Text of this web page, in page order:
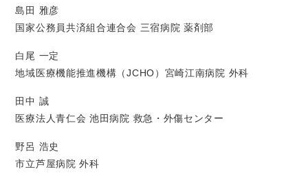
島田 雅彦
国家公務員共済組合連合会 三宿病院 薬剤部
白尾 一定
地域医療機能推進機構（JCHO）宮崎江南病院 外科
田中 誠
医療法人青仁会 池田病院 救急・外傷センター
野呂 浩史
市立芦屋病院 外科